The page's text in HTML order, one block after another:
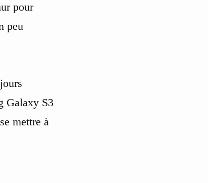
pour
peu
Galaxy S3
mettre à